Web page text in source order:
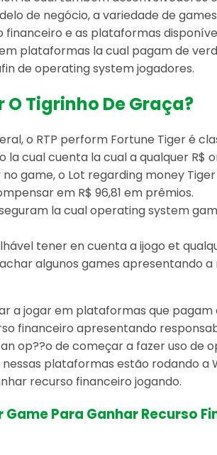
de negócio, a variedade de
financeiro e as plataformas
plataformas la cual pagam de
de operating system jogadores.
Tigrinho De Graça?
o RTP perform Fortune Tiger é
o la cual cuenta la cual a qualquer R$
game, o Lot regarding money
em R$ 96,81 em prêmios.
la cual operating system
tener en cuenta a ijogo et
algunos games apresentando a
a jogar em plataformas que
financeiro apresentando
op??o de começar a fazer uso de
plataformas estão rodando a
recurso financeiro jogando.
Game Para Ganhar Recurso